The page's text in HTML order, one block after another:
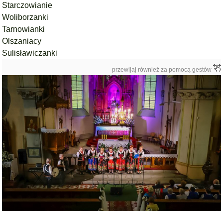
Starczowianie
Woliborzanki
Tarnowianki
Olszaniacy
Sulisławiczanki
przewijaj również za pomocą gestów